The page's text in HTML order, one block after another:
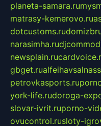
planeta-samara.ru
matrasy-kemerovo.ru
dotcustoms.ru
narasimha.ru
newsplain.ru
gbget.ru
petrovkasports.ru
york-life.rudoroga-
slovar-ivrit.ruporno-
ovucontrol.rusloty-